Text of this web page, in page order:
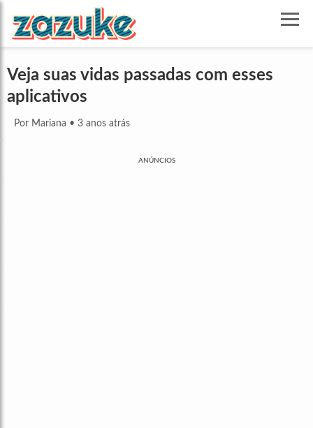
Veja suas vidas passadas com esses
aplicativos
Por Mariana • 3 anos atrás
ANÚNCIOS